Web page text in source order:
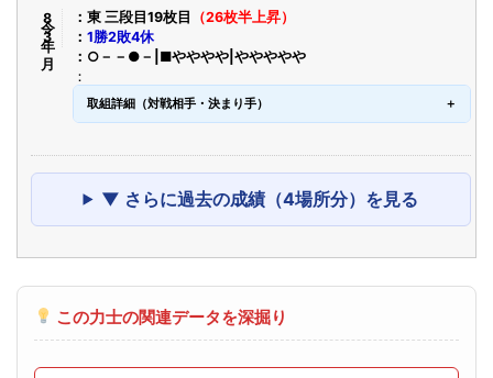
令8年3月 東 三段目19枚目
（26枚半上昇）
1勝2敗4休
○－－●－|■やややや|ややややや
取組詳細（対戦相手・決まり手）
▼ さらに過去の成績（4場所分）を見る
この力士の関連データを深掘り